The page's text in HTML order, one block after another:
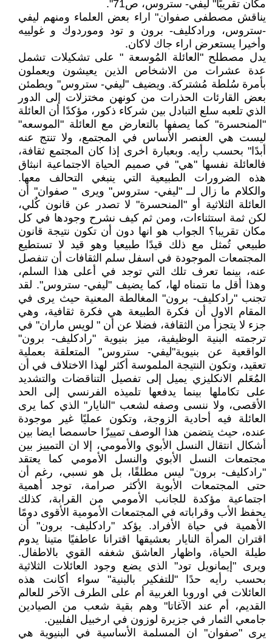
مكان تقريبًا" ليفي- ستروس، ص71".
يناقش مصطفى صفوان" اراء بعض العلماء ومنهم ليفي
-ستروس، ورادكليف- برون و تود وموردوك و غولييه
وأخيرا يستعرض اراء جاك لاكان.
يدل مصطلح "العائلة المُوسعة " على تشكيلات تشمل
عدة عشرات من الاشخاص الذين يعيشون ويعملون
بأمرة سُلطة مُشتركة. ويضيف "ليفي- ستروس" ويطمئن
بعض القارئات الحذرات من كونهن مختزلات إلى الدور
الذي تلعبه سلع التبادل بين شركاء ذكور، مؤكدًا أن العائلة
"المنحسرة" كما يصفها بالتعارض مع العائلة "الموسعه"
ليست هي العنصر الأساس في المجتمع، ولا تنتج عنه
أبدًا" بحسب رأيه. وبعبارة اخرى إذا كان المجتمع ثقافة،
فالعائلة نفسها "هي" في صميم الحياة الاجتماعية انبثاق
هذه الضرورات الطبيعية التي ينبغي التحالف معها.
والكلام ما زال لــ "ليفي- ستروس" ويرى " صفوان" أن
العائلة الثلاثية أو "المنحسرة" لا تصدر عن قانون كٌلي،
لكن ثمة استثناءات، ومن ثم كيف نشرح وجودها في كل
مكان تقريبا؟ الجواب هو انها دون أن تكون نتيجة قانون
طبيعي تُمثل مع ذلك قيدًا طبيعيا وهو قيد لا تستطيع
المجتمعات الموجودة في اسفل سلم الثقافات أن تنفصل
عنه، بينما تعرف تلك التي توجد في أعلى هذا السلم،
وهذا أقل ما نتمناه لها، كما يضيف "ليفي- ستروس". لقد
تجنب "رادكليف- برون" المغالطة المعنية حيث يرى في
المقام الاول أن فكرة الطبيعة هي فكرة ثقافية، وهي
جزء لا يتجزأ من الثقافة، فضلا عن أن " لويس ماران" في
ترجمته البنية الوظيفية، ميز بنيوية "رادكليف- برون"
الواقعية عن بنيوية"ليفي- ستروس" المتعلقة بعملية
تعقيد، وتكون النتيجة الملموسة أكثر لهذا الاختلاف في أن
المُعَلم الانكليزي يميل إلى تفصيل التناقضات والتشديد
على تكاملها بينما يدفعها تلميذه الفرنسي إلى الحد
الأقصى، ولا ننسى وصفه لشعب "النايار" الذي كما يرى
العائلة فيه أحادية الزوجة، وتكون عمليًا غير موجودة
عنده، حيث يتضمن هذا الوصف تمييزًا حاسمصا ايضا بين
أشكال انتقال النسل الأبوي والأمومي، إلا ان التمييز بين
مجتمعات النسل الأبوي والنسل الأمومي كما يعتقد
"رادكليف- برون" ليس مطلقًا، بل هو نسبي، رغم أن
حتى المجتمعات الأبوية الأكثر صرامة، توجد أهمية
اجتماعية مؤكدة للجانب الأمومي من القرابة، كذلك
يحفظ الأب وقراباته في المجتمعات الأمومية الأقوى دومًا
الأهمية في حياة الأفراد. يؤكد "رادكليف- برون" أن
اقتران المرأة النايار بعشيقها اقترانا عاطفيًا متينا يدوم
طيلة الحياة، واظهار العاشق شغفه القوي بالاطفال.
ويرى "إيمانويل تود" الذي يضع وجود العائلات الثلاثية
بحسب رأيه حدًا "للتفكير بالبنية" سواء أكانت هذه
العائلات في اوروبا الغربية أم على الطرف الآخر للعالم
القديم، أم عند الآغاتا" وهم بقية شعب من الصيادين
جامعي الثمار في جزيرة لوزون في ارخبيل الفلبين.
يرى "صفوان" ان المسلمة الأساسية في البنيوية هي